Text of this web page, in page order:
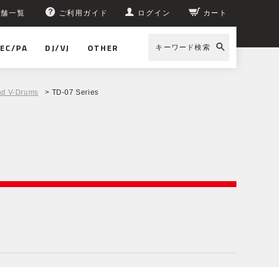
一覧 ご利用ガイド ログイン カート
PA DJ/VJ OTHER キーワード検索
V-Drums > TD-07 Series